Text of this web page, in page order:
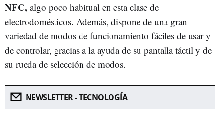
NFC, algo poco habitual en esta clase de
electrodomésticos. Además, dispone de una gran
variedad de modos de funcionamiento fáciles de usar y
de controlar, gracias a la ayuda de su pantalla táctil y de
su rueda de selección de modos.
NEWSLETTER - TECNOLOGÍA